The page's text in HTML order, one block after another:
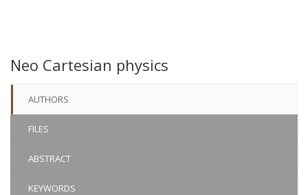
Neo Cartesian physics
AUTHORS
FILES
ABSTRACT
KEYWORDS